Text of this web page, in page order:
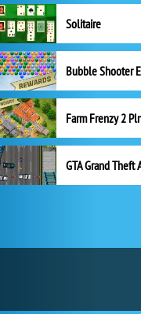
Solitaire
GTA Grand Theft